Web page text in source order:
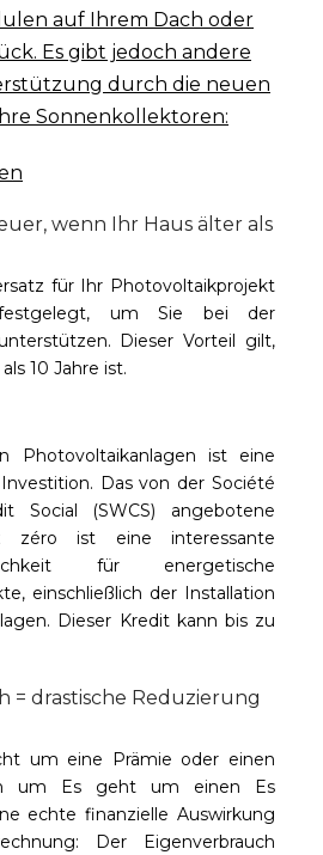
auf Ihrem Dach oder
Es gibt jedoch andere
durch die neuen
Sonnenkollektoren:
wenn Ihr Haus älter als
für Ihr Photovoltaikprojekt
um Sie bei der
Dieser Vorteil gilt,
10 Jahre ist.
Photovoltaikanlagen ist eine
Das von der Société
Social (SWCS) angebotene
zéro ist eine interessante
für energetische
einschließlich der Installation
Dieser Kredit kann bis zu
= drastische Reduzierung
um eine Prämie oder einen
um Es geht um einen Es
echte finanzielle Auswirkung
Der Eigenverbrauch